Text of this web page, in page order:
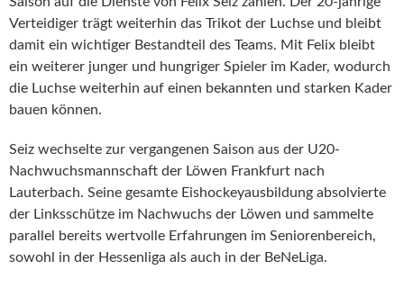
Verteidiger trägt weiterhin das Trikot der Luchse und bleibt
damit ein wichtiger Bestandteil des Teams. Mit Felix bleibt
ein weiterer junger und hungriger Spieler im Kader, wodurch
die Luchse weiterhin auf einen bekannten und starken Kader
bauen können.
Seiz wechselte zur vergangenen Saison aus der U20-
Nachwuchsmannschaft der Löwen Frankfurt nach
Lauterbach. Seine gesamte Eishockeyausbildung absolvierte
der Linksschütze im Nachwuchs der Löwen und sammelte
parallel bereits wertvolle Erfahrungen im Seniorenbereich,
sowohl in der Hessenliga als auch in der BeNeLiga.